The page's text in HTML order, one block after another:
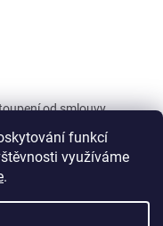
funkcí
využíváme
.
od smlouvy